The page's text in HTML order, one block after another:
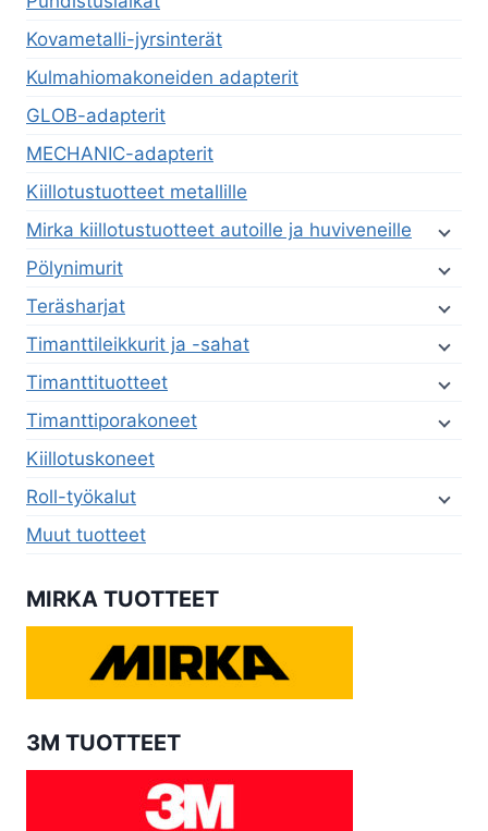
Kovametalli-jyrsinterät
Kulmahiomakoneiden adapterit
GLOB-adapterit
MECHANIC-adapterit
Kiillotustuotteet metallille
Mirka kiillotustuotteet autoille ja huviveneille
Pölynimurit
Teräsharjat
Timanttileikkurit ja -sahat
Timanttituotteet
Timanttiporakoneet
Kiillotuskoneet
Roll-työkalut
Muut tuotteet
MIRKA TUOTTEET
3M TUOTTEET